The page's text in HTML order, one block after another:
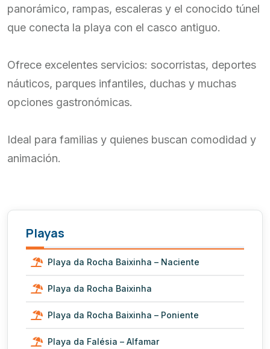
panorámico, rampas, escaleras y el conocido túnel
que conecta la playa con el casco antiguo.
Ofrece excelentes servicios: socorristas, deportes
náuticos, parques infantiles, duchas y muchas
opciones gastronómicas.
Ideal para familias y quienes buscan comodidad y
animación.
Playas
Playa da Rocha Baixinha – Naciente
Playa da Rocha Baixinha
Playa da Rocha Baixinha – Poniente
Playa da Falésia – Alfamar